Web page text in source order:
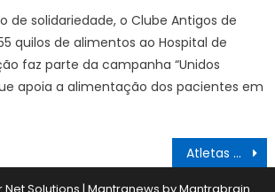
de solidariedade, o Clube Antigos de
quilos de alimentos ao Hospital de
faz parte da campanha “Unidos
apoia a alimentação dos pacientes em
Atletas correram na 4ª Night Run